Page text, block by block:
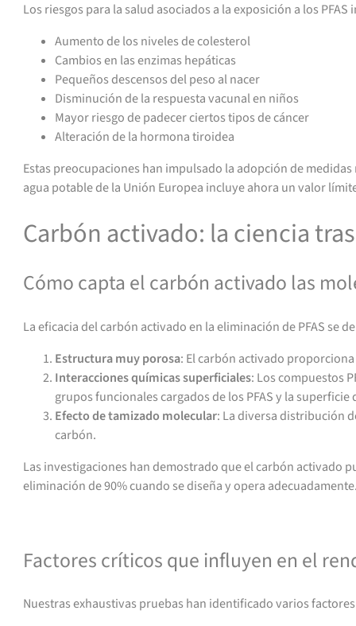
Los riesgos para la salud asociados a la exposición a los PFAS
Aumento de los niveles de colesterol
Cambios en las enzimas hepáticas
Pequeños descensos del peso al nacer
Disminución de la respuesta vacunal en niños
Mayor riesgo de padecer ciertos tipos de cáncer
Alteración de la hormona tiroidea
Estas preocupaciones han impulsado la adopción de
agua potable de la Unión Europea incluye ahora un valor
Carbón activado: la ciencia
Cómo capta el carbón activado las
La eficacia del carbón activado en la eliminación de PFAS se
Estructura muy porosa: El carbón activado
Interacciones químicas superficiales: Los compuestos
grupos funcionales cargados de los PFAS y la superficie
Efecto de tamizado molecular: La diversa distribución
carbón.
Las investigaciones han demostrado que el carbón activado
eliminación de 90% cuando se diseña y opera
Factores críticos que influyen en el
Nuestras exhaustivas pruebas han identificado varios